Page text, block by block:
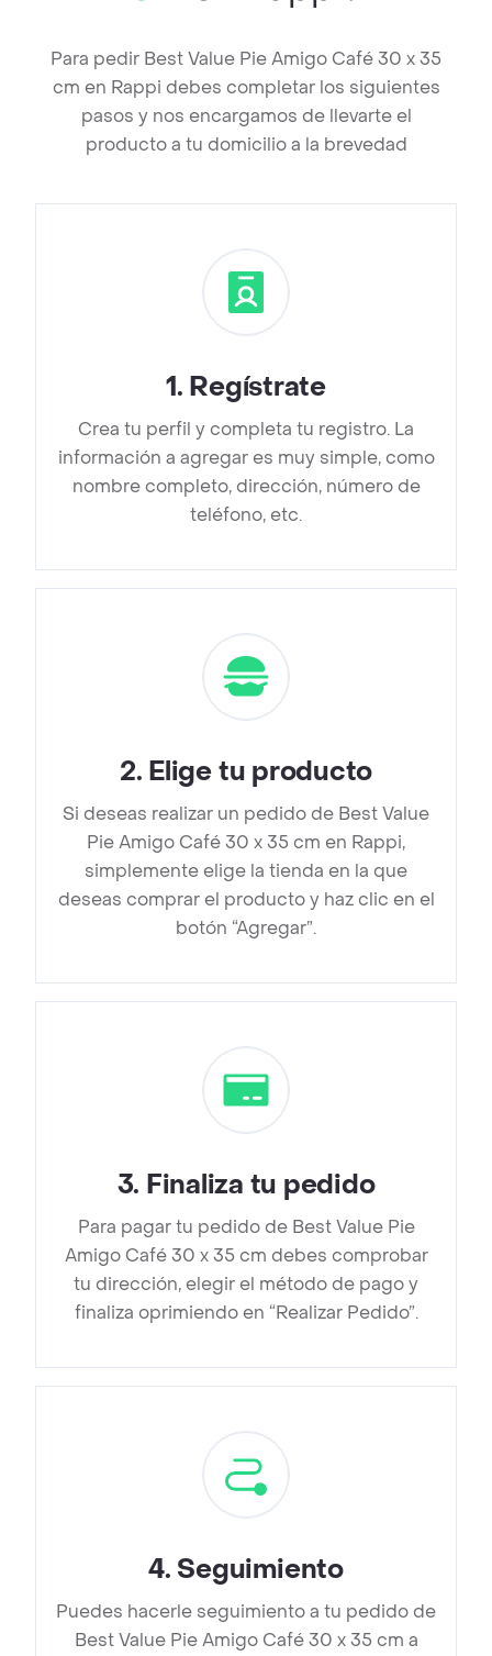
Para pedir Best Value Pie Amigo Café 30 x 35
cm en Rappi debes completar los siguientes
pasos y nos encargamos de llevarte el
producto a tu domicilio a la brevedad
1. Regístrate
Crea tu perfil y completa tu registro. La
información a agregar es muy simple, como
nombre completo, dirección, número de
teléfono, etc.
2. Elige tu producto
Si deseas realizar un pedido de Best Value
Pie Amigo Café 30 x 35 cm en Rappi,
simplemente elige la tienda en la que
deseas comprar el producto y haz clic en el
botón “Agregar”.
3. Finaliza tu pedido
Para pagar tu pedido de Best Value Pie
Amigo Café 30 x 35 cm debes comprobar
tu dirección, elegir el método de pago y
finaliza oprimiendo en “Realizar Pedido”.
4. Seguimiento
Puedes hacerle seguimiento a tu pedido de
Best Value Pie Amigo Café 30 x 35 cm a